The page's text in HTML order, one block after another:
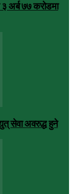
अर्ब ७७ करोडमा
सेवा अवरुद्ध हुने